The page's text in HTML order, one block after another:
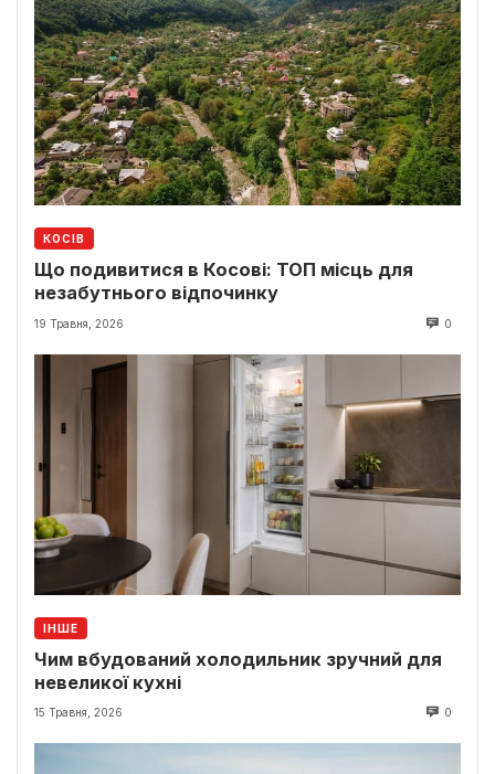
КОСІВ
Що подивитися в Косові: ТОП місць для
незабутнього відпочинку
19 Травня, 2026 0
ІНШЕ
Чим вбудований холодильник зручний для
невеликої кухні
15 Травня, 2026 0